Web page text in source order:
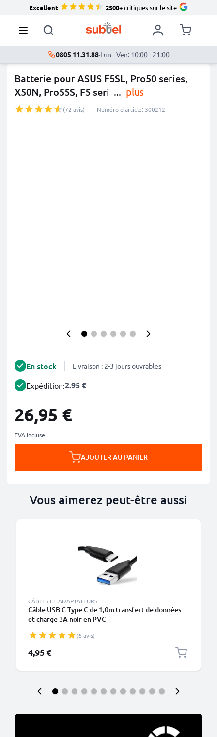
Excellent 2500+critiques sur le site
0805 11.31.88·Lun - Ven: 10:00 - 21:00
Batterie pour ASUS F5SL, Pro50 series,
X50N, Pro55S, F5 seri ... plus
(72 avis) Numéro d’article: 300212
En stock Livraison : 2-3 jours ouvrables
Expédition:2.95 €
26,95 €
TVA incluse
AJOUTER AU PANIER
Vous aimerez peut-être aussi
CÂBLES ET ADAPTATEURS
Câble USB C Type C de 1,0m transfert de données
et charge 3A noir en PVC
(6 avis)
4,95 €